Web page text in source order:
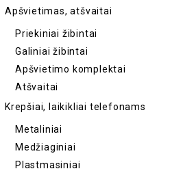
Apšvietimas, atšvaitai
Priekiniai žibintai
Galiniai žibintai
Apšvietimo komplektai
Atšvaitai
Krepšiai, laikikliai telefonams
Metaliniai
Medžiaginiai
Plastmasiniai